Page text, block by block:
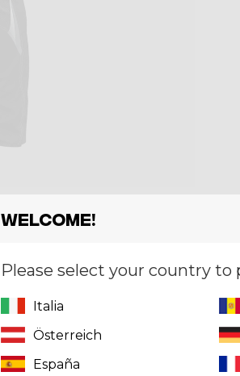
Welcome!
Please select your country to
Italia
Österreich
España